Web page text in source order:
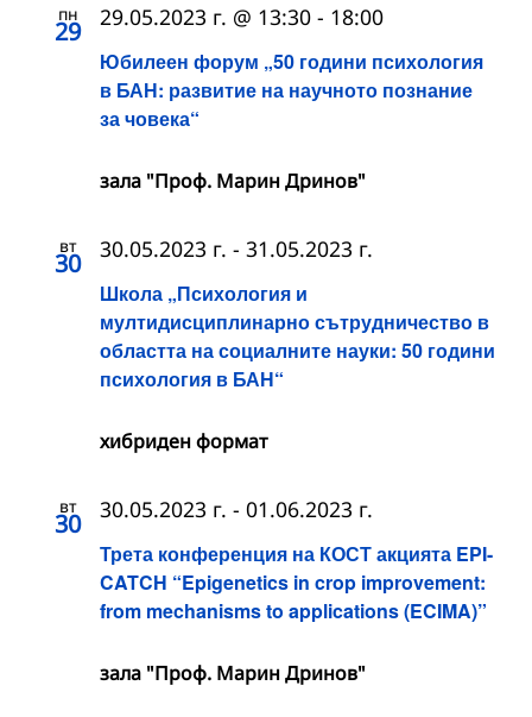
пн
29
Юбилеен форум „50 години психология
в БАН: развитие на научното познание
за човека“
29.05.2023 г. @ 13:30 - 18:00
зала "Проф. Марин Дринов"
вт
30
Школа „Психология и
мултидисциплинарно сътрудничество в
областта на социалните науки: 50 години
психология в БАН“
30.05.2023 г. - 31.05.2023 г.
хибриден формат
вт
30
Трета конференция на КОСТ акцията EPI-
CATCH “Epigenetics in crop improvement:
from mechanisms to applications (ECIMA)”
30.05.2023 г. - 01.06.2023 г.
зала "Проф. Марин Дринов"